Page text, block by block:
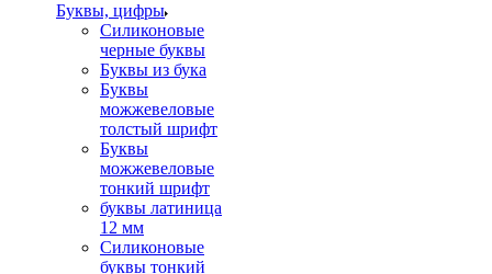
Буквы, цифры
Силиконовые
черные буквы
Буквы из бука
Буквы
можжевеловые
толстый шрифт
Буквы
можжевеловые
тонкий шрифт
буквы латиница
12 мм
Силиконовые
буквы тонкий